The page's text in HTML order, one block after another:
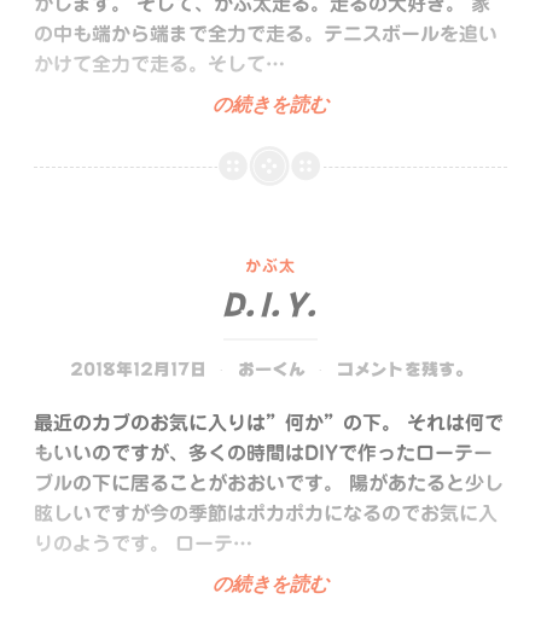
がします。 そして、かぶ太走る。走るの大好き。 家
の中も端から端まで全力で走る。テニスボールを追い
かけて全力で走る。そして…
in.out
の続きを読む
かぶ太
D.I.Y.
2018年12月17日 おーくん コメントを残す。
最近のカブのお気に入りは”何か”の下。 それは何で
もいいのですが、多くの時間はDIYで作ったローテー
ブルの下に居ることがおおいです。 陽があたると少し
眩しいですが今の季節はポカポカになるのでお気に入
りのようです。 ローテ…
D.I.Y.
の続きを読む